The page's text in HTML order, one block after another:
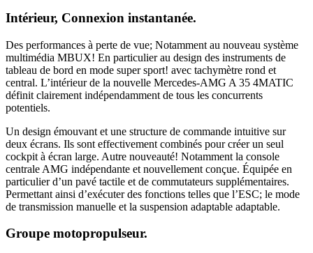
Intérieur, Connexion instantanée.
Des performances à perte de vue; Notamment au nouveau système
multimédia MBUX! En particulier au design des instruments de
tableau de bord en mode super sport! avec tachymètre rond et
central. L’intérieur de la nouvelle Mercedes-AMG A 35 4MATIC
définit clairement indépendamment de tous les concurrents
potentiels.
Un design émouvant et une structure de commande intuitive sur
deux écrans. Ils sont effectivement combinés pour créer un seul
cockpit à écran large. Autre nouveauté! Notamment la console
centrale AMG indépendante et nouvellement conçue. Équipée en
particulier d’un pavé tactile et de commutateurs supplémentaires.
Permettant ainsi d’exécuter des fonctions telles que l’ESC; le mode
de transmission manuelle et la suspension adaptable adaptable.
Groupe motopropulseur.